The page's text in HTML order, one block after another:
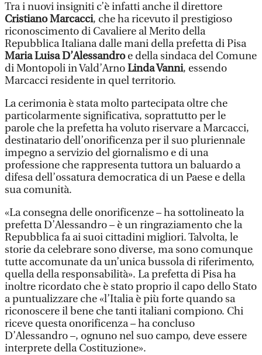
Tra i nuovi insigniti c’è infatti anche il direttore
Cristiano Marcacci, che ha ricevuto il prestigioso
riconoscimento di Cavaliere al Merito della
Repubblica Italiana dalle mani della prefetta di Pisa
Maria Luisa D’Alessandroe della sindaca del Comune
di Montopoli in Vald’ArnoLinda Vanni, essendo
Marcacci residente in quel territorio.
La cerimonia è stata molto partecipata oltre che
particolarmente significativa, soprattutto per le
parole che la prefetta ha voluto riservare a Marcacci,
destinatario dell’onorificenza per il suo pluriennale
impegno a servizio del giornalismo e di una
professione che rappresenta tuttora un baluardo a
difesa dell’ossatura democratica di un Paese e della
sua comunità.
«La consegna delle onorificenze – ha sottolineato la
prefetta D’Alessandro – è un ringraziamento che la
Repubblica fa ai suoi cittadini migliori. Talvolta, le
storie da celebrare sono diverse, ma sono comunque
tutte accomunate da un’unica bussola di riferimento,
quella della responsabilità». La prefetta di Pisa ha
inoltre ricordato che è stato proprio il capo dello Stato
a puntualizzare che «l’Italia è più forte quando sa
riconoscere il bene che tanti italiani compiono. Chi
riceve questa onorificenza – ha concluso
D’Alessandro –, ognuno nel suo campo, deve essere
interprete della Costituzione».